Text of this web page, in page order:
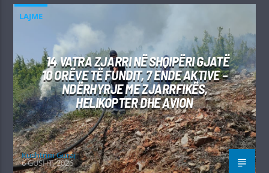
LAJME
14 VATRA ZJARRI NË SHQIPËRI GJATË
10 ORËVE TË FUNDIT, 7 ENDE AKTIVE –
NDËRHYRJE ME ZJARRFIKËS,
HELIKOPTER DHE AVION
Kushtrim Guraj
6 GUSHT, 2026